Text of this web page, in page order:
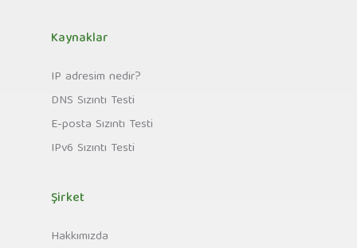
Kaynaklar
IP adresim nedir?
DNS Sızıntı Testi
E-posta Sızıntı Testi
IPv6 Sızıntı Testi
Şirket
Hakkımızda